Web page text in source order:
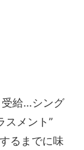
受給…シング
スメント”
るまでに味